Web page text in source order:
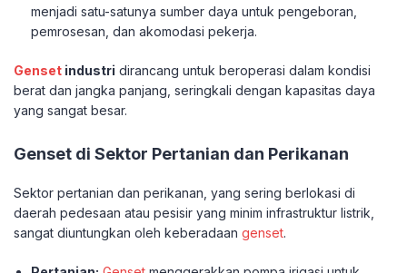
menjadi satu-satunya sumber daya untuk pengeboran,
pemrosesan, dan akomodasi pekerja.
Genset industri dirancang untuk beroperasi dalam kondisi
berat dan jangka panjang, seringkali dengan kapasitas daya
yang sangat besar.
Genset di Sektor Pertanian dan Perikanan
Sektor pertanian dan perikanan, yang sering berlokasi di
daerah pedesaan atau pesisir yang minim infrastruktur listrik,
sangat diuntungkan oleh keberadaan genset.